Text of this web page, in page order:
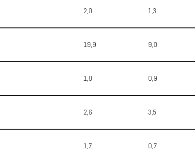
2,0 1,3
19,9 9,0
1,8 0,9
2,6 3,5
1,7 0,7